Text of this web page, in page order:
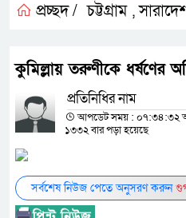
প্রচ্ছদ / চট্টগ্রাম ,
কুমিল্লায় তরুণীকে ধর্ষণের
প্রতিনিধির নাম
আপডেট সময় : ০৭:৩৪:৩২
১৩৩২ বার পড়া হয়েছে
সর্বশেষ নিউজ পেতে অনুসরণ করুন